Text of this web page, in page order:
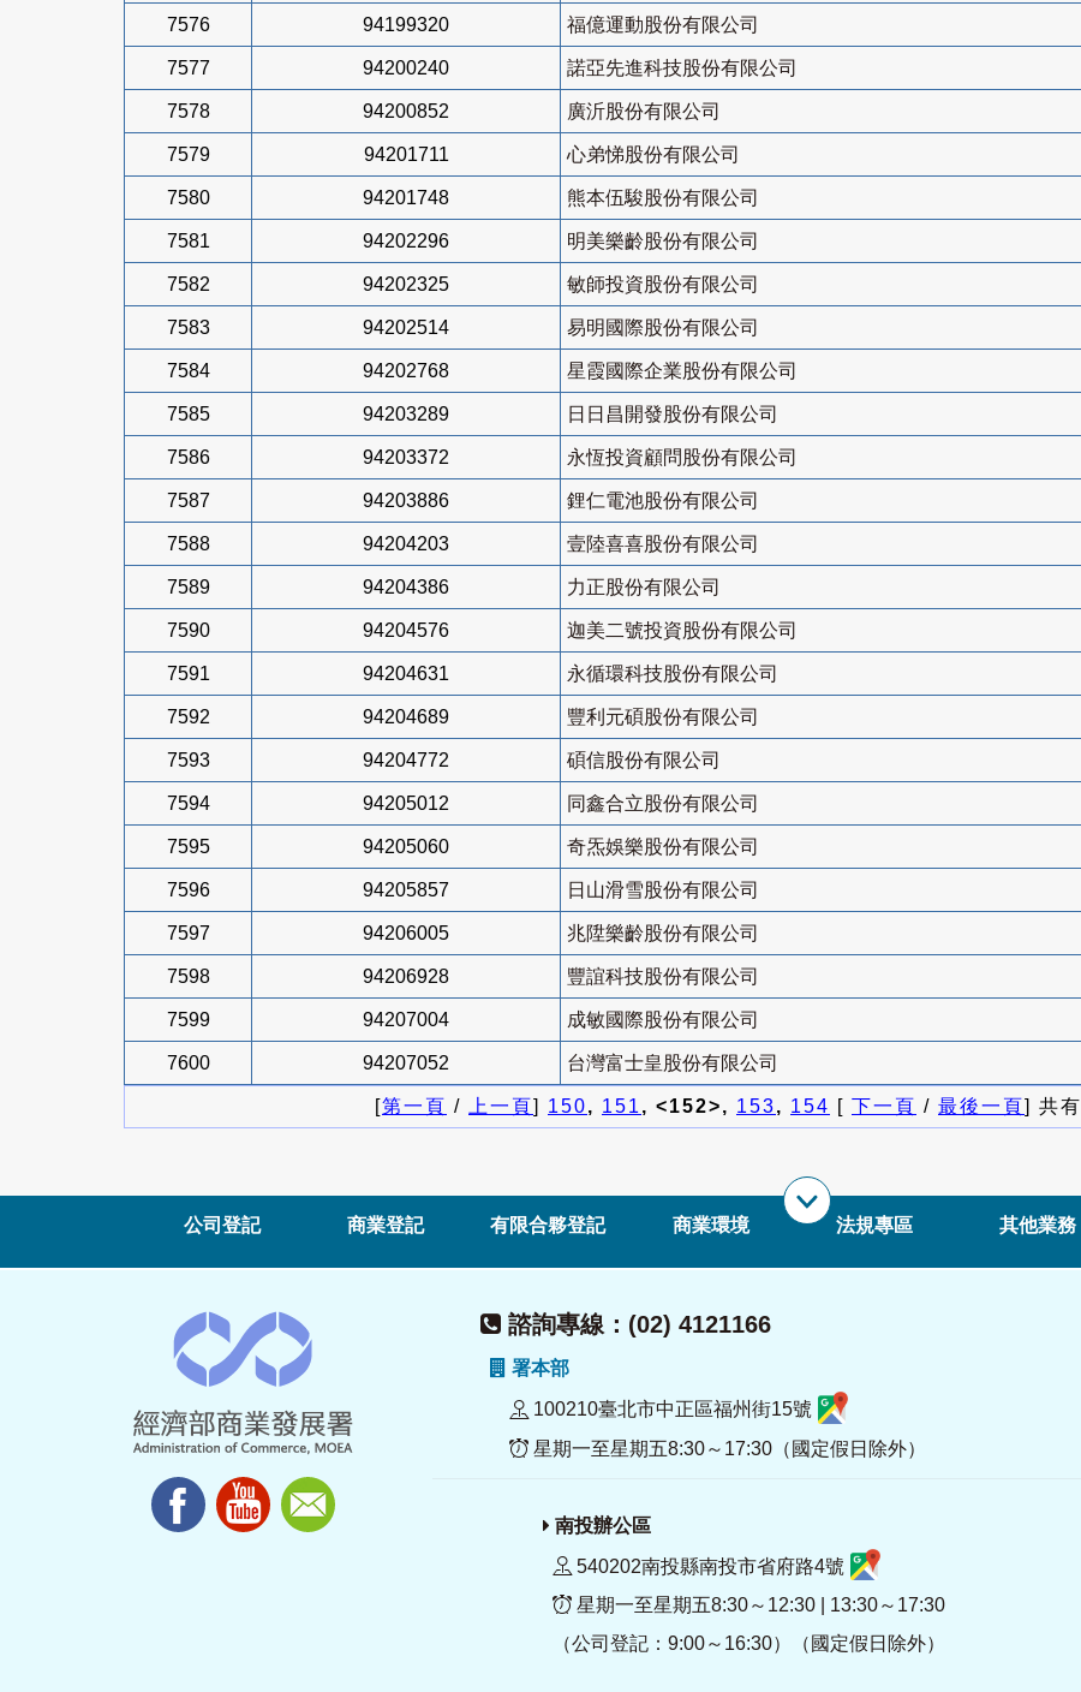
7576 94199320 福億運動股份有限公司
7577 94200240 諾亞先進科技股份有限公司
7578 94200852 廣沂股份有限公司
7579 94201711 心弟悌股份有限公司
7580 94201748 熊本伍駿股份有限公司
7581 94202296 明美樂齡股份有限公司
7582 94202325 敏師投資股份有限公司
7583 94202514 易明國際股份有限公司
7584 94202768 星霞國際企業股份有限公司
7585 94203289 日日昌開發股份有限公司
7586 94203372 永恆投資顧問股份有限公司
7587 94203886 鋰仁電池股份有限公司
7588 94204203 壹陸喜喜股份有限公司
7589 94204386 力正股份有限公司
7590 94204576 迦美二號投資股份有限公司
7591 94204631 永循環科技股份有限公司
7592 94204689 豐利元碩股份有限公司
7593 94204772 碩信股份有限公司
7594 94205012 同鑫合立股份有限公司
7595 94205060 奇炁娛樂股份有限公司
7596 94205857 日山滑雪股份有限公司
7597 94206005 兆陞樂齡股份有限公司
7598 94206928 豐誼科技股份有限公司
7599 94207004 成敏國際股份有限公司
7600 94207052 台灣富士皇股份有限公司
[第一頁 / 上一頁] 150, 151, <152>, 153, 154 [ 下一頁 / 最後一頁] 共有
公司登記 商業登記 有限合夥登記 商業環境 法規專區 其他業務
諮詢專線：(02) 4121166
署本部
100210臺北市中正區福州街15號
星期一至星期五8:30～17:30（國定假日除外）
南投辦公區
540202南投縣南投市省府路4號
星期一至星期五8:30～12:30 | 13:30～17:30
（公司登記：9:00～16:30）（國定假日除外）